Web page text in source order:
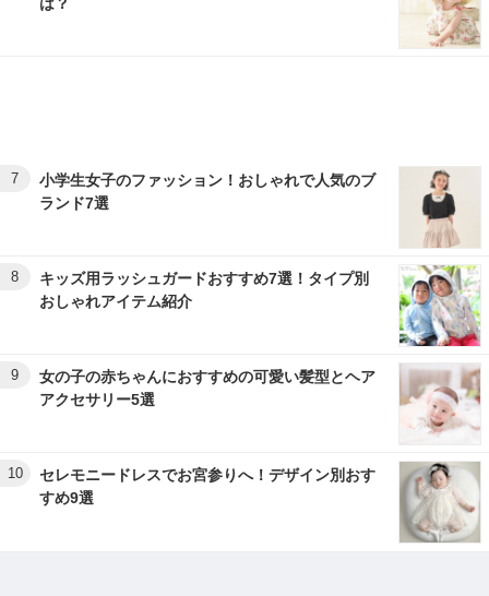
は？
7
小学生女子のファッション！おしゃれで人気のブ
ランド7選
8
キッズ用ラッシュガードおすすめ7選！タイプ別
おしゃれアイテム紹介
9
女の子の赤ちゃんにおすすめの可愛い髪型とヘア
アクセサリー5選
10
セレモニードレスでお宮参りへ！デザイン別おす
すめ9選